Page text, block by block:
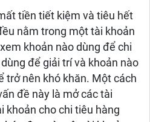
tiền tiết kiệm và tiêu hết
nằm trong một tài khoản
khoản nào dùng để chi
để giải trí và khoản nào
trở nên khó khăn. Một cách
đề này là mở các tài
khoản cho chi tiêu hàng